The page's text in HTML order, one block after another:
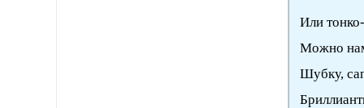
Или
Можно
Шубку,